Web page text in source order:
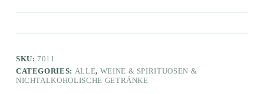
SKU: 7011
CATEGORIES: ALLE, WEINE & SPIRITUOSEN &
NICHTALKOHOLISCHE GETRÄNKE